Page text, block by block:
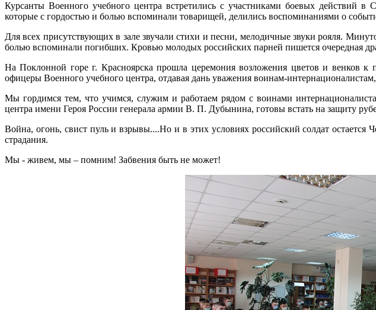
Курсанты Военного учебного центра встретились с участниками боевых действий
которые с гордостью и болью вспоминали товарищей, делились воспоминаниями о
Для всех присутствующих в зале звучали стихи и песни, мелодичные звуки рояля.
болью вспоминали погибших. Кровью молодых российских парней пишется очередная
На Поклонной горе г. Красноярска прошла церемония возложения цветов и венков
офицеры Военного учебного центра, отдавая дань уважения воинам-
Мы гордимся тем, что учимся, служим и работаем рядом с воинами
центра имени Героя России генерала армии В. П. Дубынина, готовы встать на защиту
Война, огонь, свист пуль и взрывы....Но и в этих условиях российский солдат
страдания.
Мы - живем, мы – помним! Забвения быть не может!